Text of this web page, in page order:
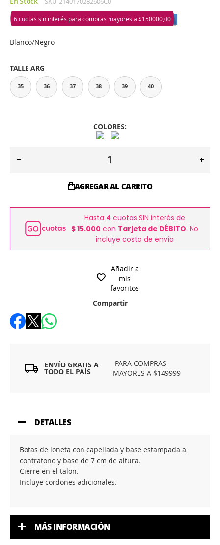
6 cuotas sin interés para compras mayores a $150000,00
Blanco/Negro
TALLE ARG
35 36 37 38 39 40
COLORES:
AGREGAR AL CARRITO
Hasta 4 cuotas SIN interés de
$ 15.000 con Tarjeta de DÉBITO. No
incluye costo de envío
Añadir a
mis
favoritos
Compartir
ENVÍO GRATIS A
TODO EL PAÍS
PARA COMPRAS
MAYORES A $149999
DETALLES
Botas de loneta con capellada y base estampada a
contratono y base de 7 cm de altura.
Cierre en el talon.
Incluye cordones adicionales.
MÁS INFORMACIÓN